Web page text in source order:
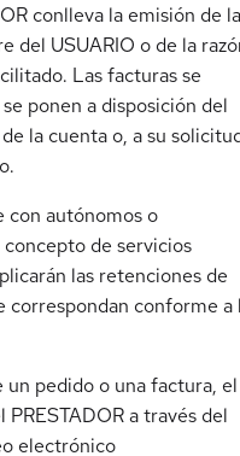
conlleva la emisión de la
del USUARIO o de la
Las facturas se
ponen a disposición del
la cuenta o, a su
con autónomos o
de servicios
las retenciones de
correspondan conforme a
pedido o una factura, el
a través del
electrónico